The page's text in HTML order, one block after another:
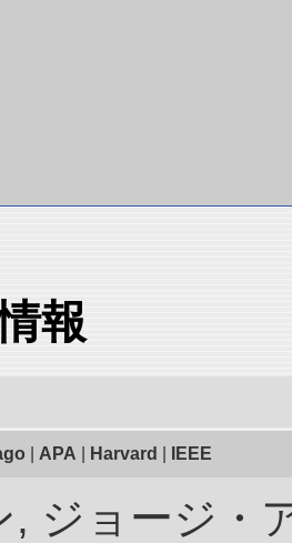
報
APA Harvard IEEE
, ジョージ・